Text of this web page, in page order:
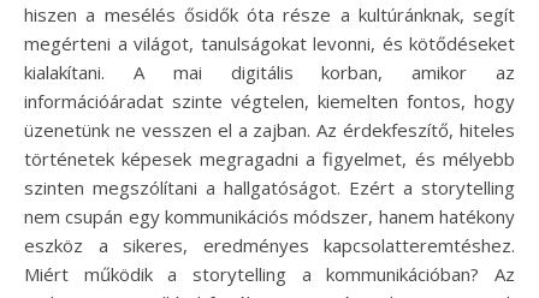
hiszen a mesélés ősidők óta része a kultúránknak, segít
megérteni a világot, tanulságokat levonni, és kötődéseket
kialakítani. A mai digitális korban, amikor az
információáradat szinte végtelen, kiemelten fontos, hogy
üzenetünk ne vesszen el a zajban. Az érdekfeszítő, hiteles
történetek képesek megragadni a figyelmet, és mélyebb
szinten megszólítani a hallgatóságot. Ezért a storytelling
nem csupán egy kommunikációs módszer, hanem hatékony
eszköz a sikeres, eredményes kapcsolatteremtéshez.
Miért működik a storytelling a kommunikációban? Az